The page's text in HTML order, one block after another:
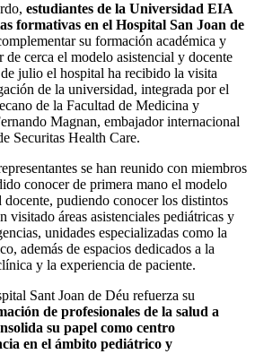
estudiantes de la Universidad EIA
formativas en el Hospital San Joan de
su formación académica y
de cerca el modelo asistencial y docente
julio el hospital ha recibido la visita
de la universidad, integrada por el
de la Facultad de Medicina y
Magnan, embajador internacional
Securitas Health Care.
se han reunido con miembros
conocer de primera mano el modelo
pudiendo conocer los distintos
visitado áreas asistenciales pediátricas y
unidades especializadas como la
además de espacios dedicados a la
y la experiencia de paciente.
Sant Joan de Déu refuerza su
de profesionales de la salud a
su papel como centro
en el ámbito pediátrico y